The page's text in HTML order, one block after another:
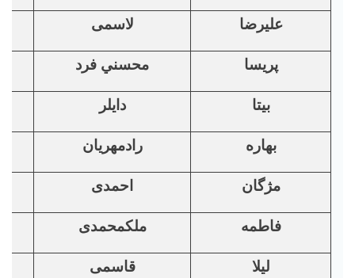
علیرضا لاسمی
پريسا محسني فرد
بیتا دایلر
بهاره رادمهریان
مژگان احمدی
فاطمه ملکمحمدی
لیلا قاسمی